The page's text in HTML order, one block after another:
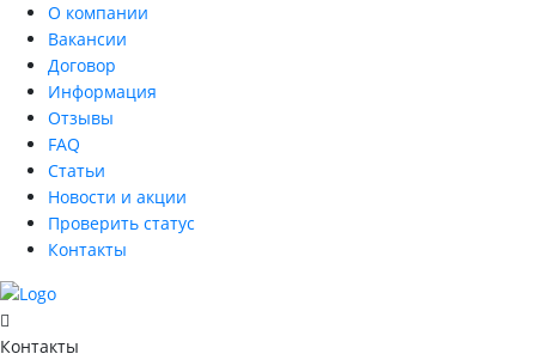
О компании
Вакансии
Договор
Информация
Отзывы
FAQ
Статьи
Новости и акции
Проверить статус
Контакты
Контакты